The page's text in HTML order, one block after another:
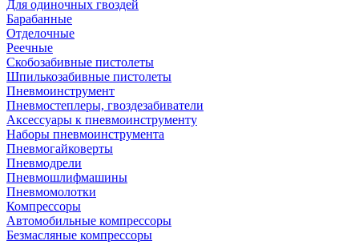
Для одиночных гвоздей
Барабанные
Отделочные
Реечные
Скобозабивные пистолеты
Шпилькозабивные пистолеты
Пневмоинструмент
Пневмостеплеры, гвоздезабиватели
Аксессуары к пневмоинструменту
Наборы пневмоинструмента
Пневмогайковерты
Пневмодрели
Пневмошлифмашины
Пневмомолотки
Компрессоры
Автомобильные компрессоры
Безмасляные компрессоры